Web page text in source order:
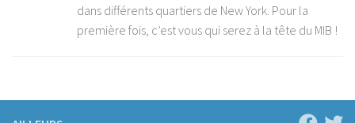
dans différents quartiers de New York. Pour la
première fois, c’est vous qui serez à la tête du MIB !